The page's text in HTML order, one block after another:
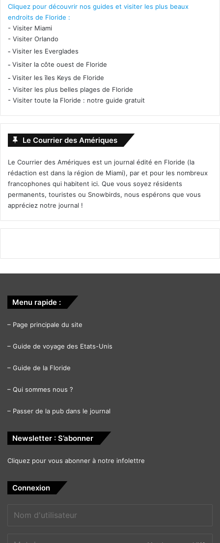
Cliquez pour découvrir nos guides et visiter les plus beaux
endroits de Floride :
- Visiter Miami
- Visiter Orlando
- Visiter les Everglades
- Visiter la côte ouest de Floride
- Visiter les îles Keys de Floride
- Visiter les plus belles plages de Floride
- Visiter toute la Floride : notre guide gratuit
Le Courrier des Amériques
Le Courrier des Amériques est un journal édité en Floride (la
rédaction est dans la région de Miami), par et pour les nombreux
francophones qui habitent ici. Que vous soyez résidents
permanents, touristes ou Snowbirds, nous espérons que vous
appréciez notre journal !
Menu rapide :
– Page principale du site
– Guide de voyage des Etats-Unis
– Guide de la Floride
– Qui sommes nous ?
– Passer de la pub dans le journal
Newsletter : S’abonner
Cliquez pour vous abonner à notre infolettre
Connexion